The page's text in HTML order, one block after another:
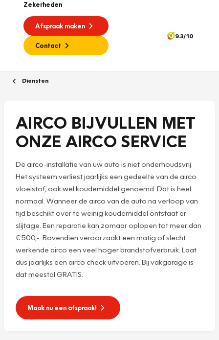
Zekerheden
Afspraak maken
Contact
9.3/10
Diensten
AIRCO BIJVULLEN MET
ONZE AIRCO SERVICE
De airco-installatie van uw auto is niet onderhoudsvrij.
Het systeem verliest jaarlijks een gedeelte van de airco
vloeistof, ook wel koudemiddel genoemd. Dat is heel
normaal. Wanneer de airco van de auto na verloop van
tijd beschikt over te weinig koudemiddel ontstaat er
slijtage. Een reparatie kan zomaar oplopen tot meer dan
€ 500,-. Bovendien veroorzaakt een matig of slecht
werkende airco een veel hoger brandstofverbruik. Laat
dus jaarlijks een airco check uitvoeren. Bij vakgarage is
dat meestal GRATIS.
Maak nu een afspraak!